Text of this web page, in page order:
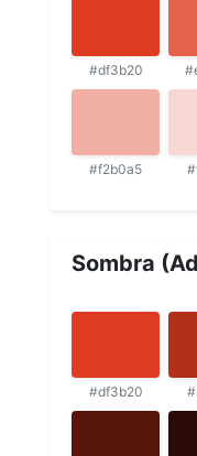
#df3b20
#f2b0a5
Sombra
#df3b20